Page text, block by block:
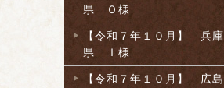
県 Ｏ様
【令和７年１０月】 兵庫
県 Ｉ様
【令和７年１０月】 広島